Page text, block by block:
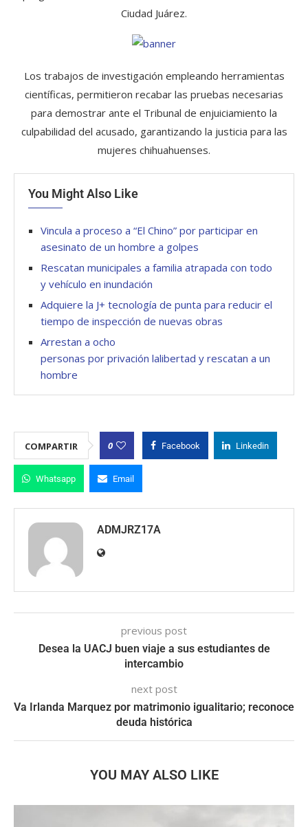
Ciudad Juárez.
Los trabajos de investigación empleando herramientas
científicas, permitieron recabar las pruebas necesarias
para demostrar ante el Tribunal de enjuiciamiento la
culpabilidad del acusado, garantizando la justicia para las
mujeres chihuahuenses.
You Might Also Like
Vincula a proceso a “El Chino” por participar en
asesinato de un hombre a golpes
Rescatan municipales a familia atrapada con todo
y vehículo en inundación
Adquiere la J+ tecnología de punta para reducir el
tiempo de inspección de nuevas obras
Arrestan a ocho
personas por privación lalibertad y rescatan a un
hombre
COMPARTIR 0 Facebook Linkedin
Whatsapp Email
ADMJRZ17A
previous post
Desea la UACJ buen viaje a sus estudiantes de
intercambio
next post
Va Irlanda Marquez por matrimonio igualitario; reconoce
deuda histórica
YOU MAY ALSO LIKE